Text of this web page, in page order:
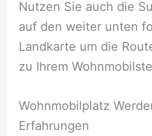
Nutzen Sie auch die
auf den weiter unten
Landkarte um die
zu Ihrem
Wohnmobilplatz
Erfahrungen